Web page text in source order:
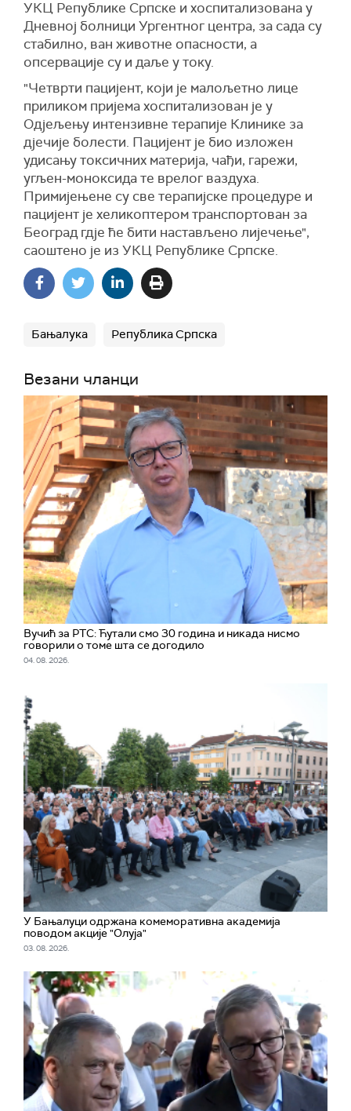
УКЦ Републике Српске и хоспитализована у
Дневној болници Ургентног центра, за сада су
стабилно, ван животне опасности, а
опсервације су и даље у току.
"Четврти пацијент, који је малољетно лице
приликом пријема хоспитализован је у
Одјељењу интензивне терапије Клинике за
дјечије болести. Пацијент је био изложен
удисању токсичних материја, чађи, гарежи,
угљен-моноксида те врелог ваздуха.
Примијењене су све терапијске процедуре и
пацијент је хеликоптером транспортован за
Београд гдје ће бити настављено лијечење",
саоштено је из УКЦ Републике Српске.
Бањалука Република Српска
Везани чланци
Вучић за РТС: Ћутали смо 30 година и никада нисмо
говорили о томе шта се догодило
04. 08. 2026.
У Бањалуци одржана комеморативна академија
поводом акције "Олуја"
03. 08. 2026.